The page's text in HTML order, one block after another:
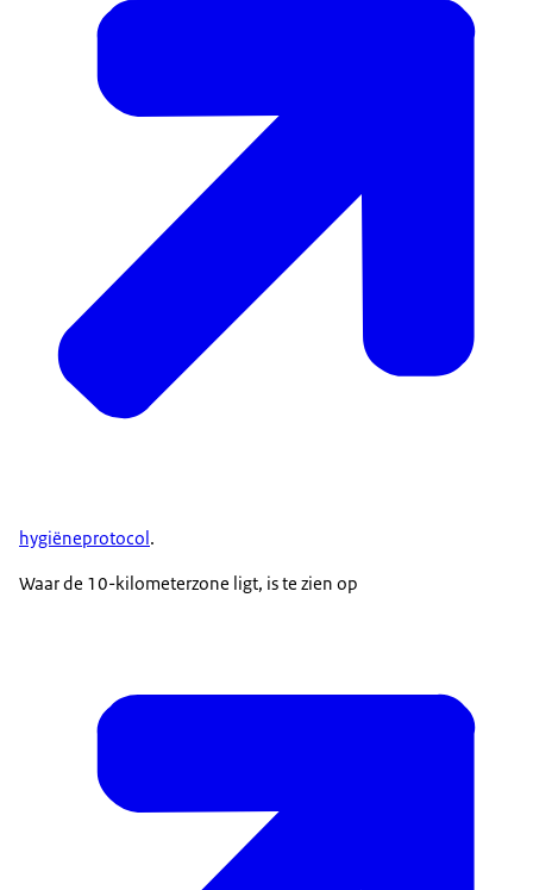
hygiëneprotocol.
Waar de 10-kilometerzone ligt, is te zien op